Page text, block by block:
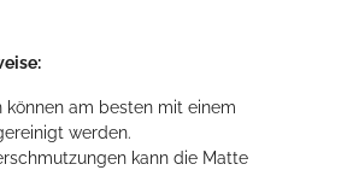
können am besten mit einem
werden.
kann die Matte